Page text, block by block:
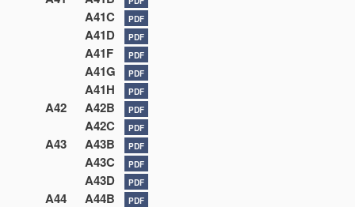
A41C PDF
A41D PDF
A41F PDF
A41G PDF
A41H PDF
A42 A42B PDF
A42C PDF
A43 A43B PDF
A43C PDF
A43D PDF
A44 A44B PDF